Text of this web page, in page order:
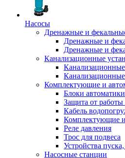
Насосы
Дренажные и
Дренажные и
Дренажные и
Канализационные
Комплектующие и
Блоки
Защита от работы
Кабель
Комплектующие и
Реле давления
Трос для подвеса
Устройства
Насосные станции